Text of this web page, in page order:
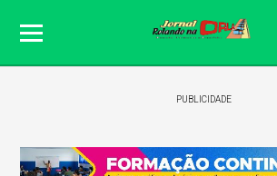
PUBLICIDADE